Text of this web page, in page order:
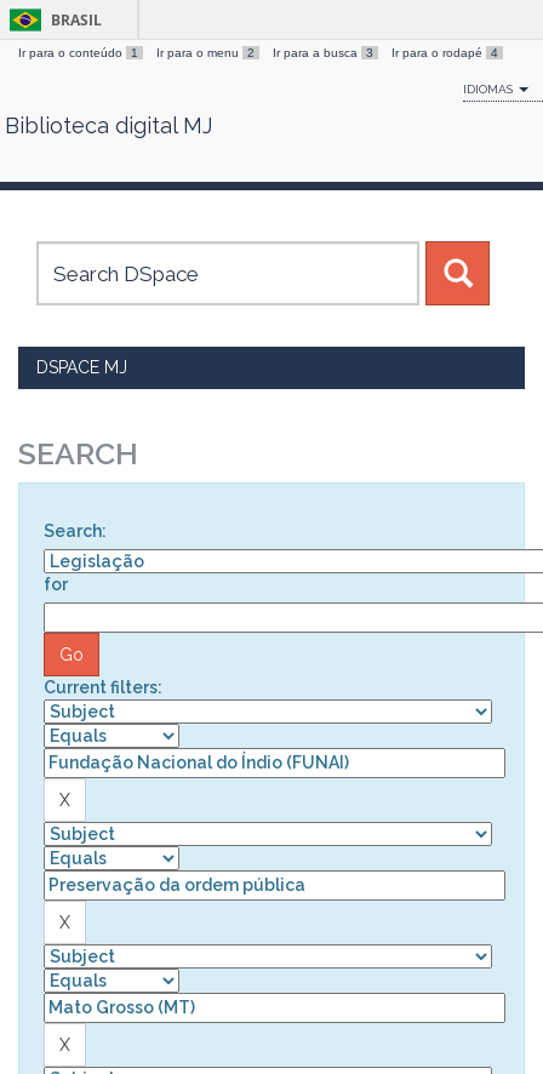
Skip
BRASIL
Ir para o conteúdo 1 Ir para o menu 2 Ir para a busca 3 Ir para o rodapé 4
IDIOMAS
Biblioteca digital MJ
DSPACE MJ
SEARCH
Search:
for
Current filters: